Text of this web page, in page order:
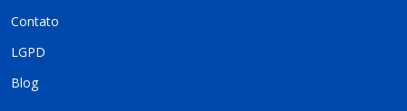
Contato
LGPD
Blog